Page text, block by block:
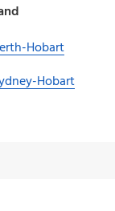
Hobart
Hobart